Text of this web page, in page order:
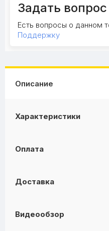
Задать вопрос
Есть вопросы о данном
Поддержку
Описание
Характеристики
Оплата
Доставка
Видеообзор